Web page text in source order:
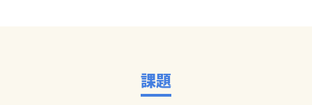
課題